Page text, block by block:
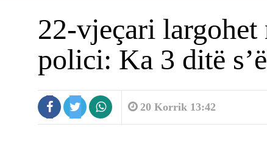
22-vjeçari largohet
polici: Ka 3 ditë
20 Korrik 13:42